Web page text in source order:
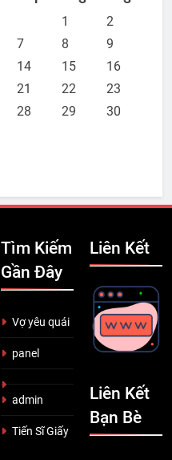
1
2
7 8
9
14 15
16
21 22
23
28 29
30
Tìm Kiếm
Gần Đây
Vợ yêu quái
panel
admin
Tiến Sĩ Giấy
Liên Kết
Liên Kết
Bạn Bè